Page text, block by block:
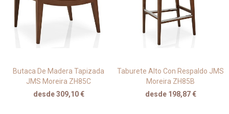
Butaca De Madera Tapizada
JMS Moreira ZH85C
desde 309,10 €
Taburete Alto Con Respaldo JMS
Moreira ZH85B
desde 198,87 €